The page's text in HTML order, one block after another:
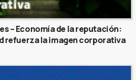
– Economía de la reputación:
refuerza la imagen corporativa